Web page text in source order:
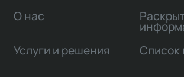
О нас
Услуги и решения
Список